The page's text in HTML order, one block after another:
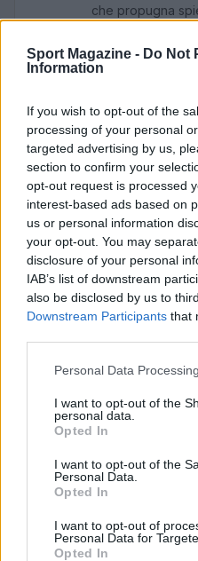
Sport Magazine - Do Not
Information
If you wish to opt-out of the
processing of your personal
targeted advertising by us,
section to confirm your
opt-out request is processed
interest-based ads based on
us or personal information
your opt-out. You may
disclosure of your personal
IAB’s list of downstream
also be disclosed by us to
Downstream Participants that
Please note that this website/
not limited to your visit or
grant or deny consent to
use your data for below
consent section.
Personal Data
I want to opt-out of the
personal data.
Opted In
I want to opt-out of the
Personal Data.
Opted In
I want to opt-out of
Personal Data for
Opted In
che propugna
allenatore
Continua a
CALCIO